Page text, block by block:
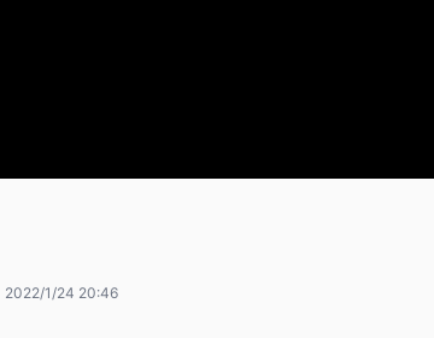
2022/1/24 20:46